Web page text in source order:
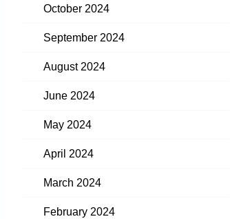
October 2024
September 2024
August 2024
June 2024
May 2024
April 2024
March 2024
February 2024